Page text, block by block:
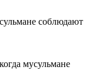
соблюдают
мусульмане